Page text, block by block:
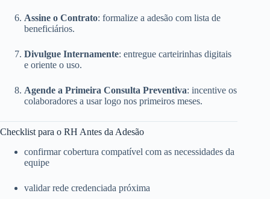
Assine o Contrato: formalize a adesão com lista de
beneficiários.
Divulgue Internamente: entregue carteirinhas digitais
e oriente o uso.
Agende a Primeira Consulta Preventiva: incentive os
colaboradores a usar logo nos primeiros meses.
Checklist para o RH Antes da Adesão
confirmar cobertura compatível com as necessidades da
equipe
validar rede credenciada próxima